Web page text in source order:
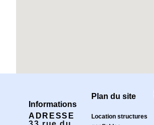
Informations
ADRESSE
Plan du site
Location structures